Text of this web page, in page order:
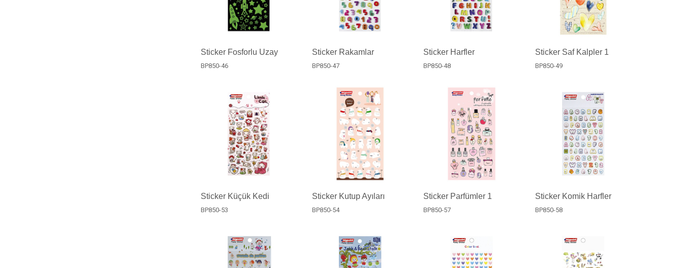
Sticker Fosforlu Uzay
BP850-46
Sticker Rakamlar
BP850-47
Sticker Harfler
BP850-48
Sticker Saf Kalpler 1
BP850-49
Sticker Küçük Kedi
BP850-53
Sticker Kutup Ayıları
BP850-54
Sticker Parfümler 1
BP850-57
Sticker Komik Harfler
BP850-58